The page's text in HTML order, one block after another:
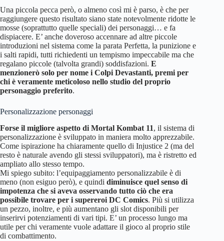
Una piccola pecca però, o almeno così mi è parso, è che per
raggiungere questo risultato siano state notevolmente ridotte le
mosse (soprattutto quelle speciali) dei personaggi… e fa
dispiacere. E’ anche doveroso accennare ad altre piccole
introduzioni nel sistema come la parata Perfetta, la punizione e
i salti rapidi, tutti richiedenti un tempismo impeccabile ma che
regalano piccole (talvolta grandi) soddisfazioni. E
menzionerò solo per nome i Colpi Devastanti, premi per
chi è veramente meticoloso nello studio del proprio
personaggio preferito.
Personalizzazione personaggi
Forse il migliore aspetto di Mortal Kombat 11, il sistema di
personalizzazione è sviluppato in maniera molto apprezzabile.
Come ispirazione ha chiaramente quello di Injustice 2 (ma del
resto è naturale avendo gli stessi sviluppatori), ma è ristretto ed
ampliato allo stesso tempo.
Mi spiego subito: l’equipaggiamento personalizzabile è di
meno (non esiguo però), e quindi diminuisce quel senso di
impotenza che si aveva osservando tutto ciò che era
possibile trovare per i supereroi DC Comics. Più si utilizza
un pezzo, inoltre, e più aumentano gli slot disponibili per
inserirvi potenziamenti di vari tipi. E’ un processo lungo ma
utile per chi veramente vuole adattare il gioco al proprio stile
di combattimento.